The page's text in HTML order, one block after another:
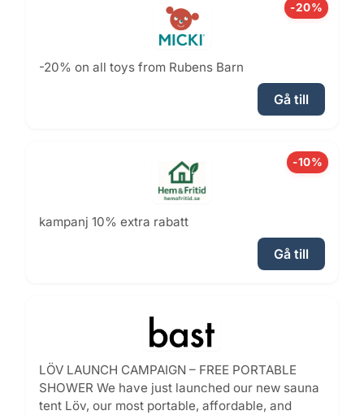
-20%
-20% on all toys from Rubens Barn
Gå till
-10%
kampanj 10% extra rabatt
Gå till
LÖV LAUNCH CAMPAIGN – FREE PORTABLE
SHOWER We have just launched our new sauna
tent Löv, our most portable, affordable, and